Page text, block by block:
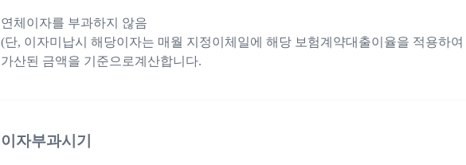
연체이자를 부과하지 않음
(단, 이자미납시 해당이자는 매월 지정이체일에 해당 보험계약대출이율을 적용하여
가산된 금액을 기준으로계산합니다.
이자부과시기